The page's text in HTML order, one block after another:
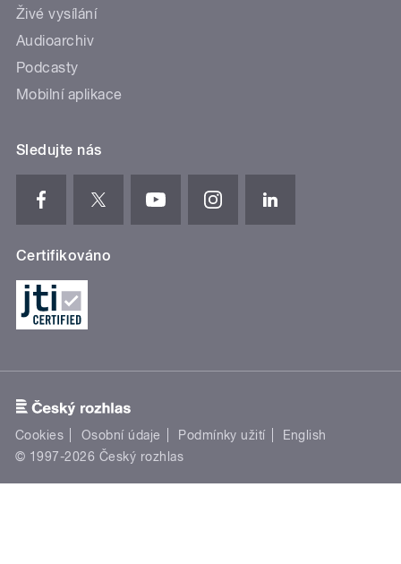
Živé vysílání
Audioarchiv
Podcasty
Mobilní aplikace
Sledujte nás
Certifikováno
Cookies Osobní údaje Podmínky užití
English
© 1997-2026 Český rozhlas